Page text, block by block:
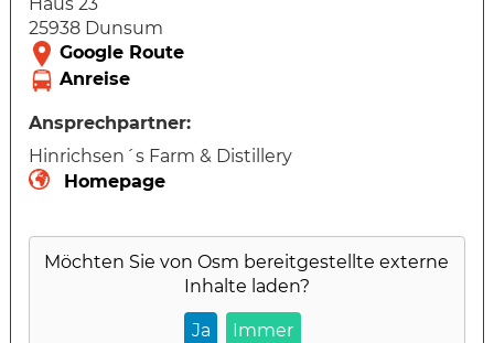
25938 Dunsum
Ansprechpartner:
Hinrichsen´s Farm & Distillery
Homepage
Möchten Sie vonOsm bereitgestellte externe
Inhalte laden?
Ja Immer